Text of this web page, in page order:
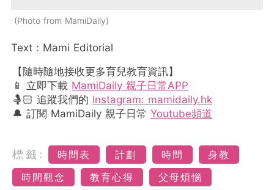
Photo from MamiDaily
Text：Mami Editorial
【隨時隨地接收更多育兒教育資訊】
📱 立即下載 MamiDaily 親子日常APP
🤱🏻 追蹤我們的 Instagram: mamidaily.hk
🔔 訂閱 MamiDaily 親子日常 Youtube頻道
標籤: 時間表 計劃 時間
身教
時間觀念
教育心得
父母煩惱